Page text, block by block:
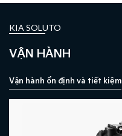
KIA SOLUTO
VẬN HÀNH
Vận hành ổn định và tiết kiệm